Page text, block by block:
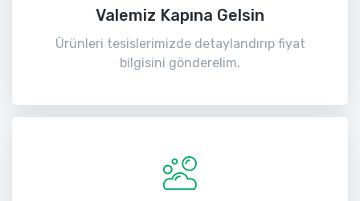
Valemiz Kapına Gelsin
Ürünleri tesislerimizde detaylandırıp fiyat
bilgisini gönderelim.